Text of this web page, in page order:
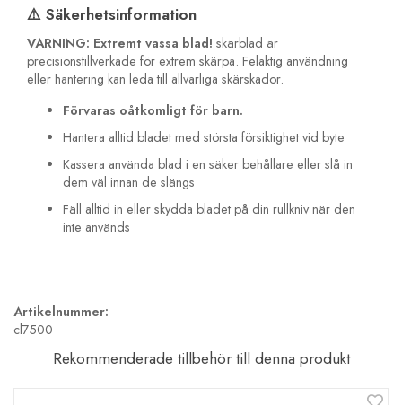
⚠️ Säkerhetsinformation
VARNING: Extremt vassa blad! skärblad är
precisionstillverkade för extrem skärpa. Felaktig användning
eller hantering kan leda till allvarliga skärskador.
Förvaras oåtkomligt för barn.
Hantera alltid bladet med största försiktighet vid byte
Kassera använda blad i en säker behållare eller slå in
dem väl innan de slängs
Fäll alltid in eller skydda bladet på din rullkniv när den
inte används
Artikelnummer:
cl7500
Rekommenderade tillbehör till denna produkt